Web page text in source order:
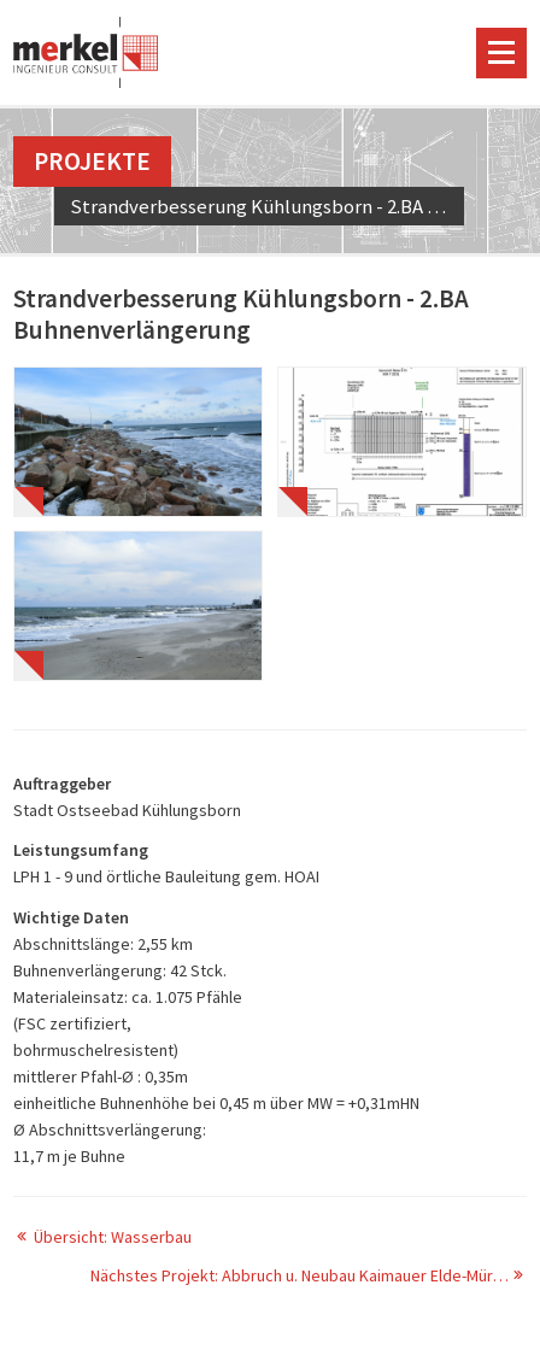
PROJEKTE
Strandverbesserung Kühlungsborn - 2.BA Buhnenverlängerung
Strandverbesserung Kühlungsborn - 2.BA
Buhnenverlängerung
Auftraggeber
Stadt Ostseebad Kühlungsborn
Leistungsumfang
LPH 1 - 9 und örtliche Bauleitung gem. HOAI
Wichtige Daten
Abschnittslänge: 2,55 km
Buhnenverlängerung: 42 Stck.
Materialeinsatz: ca. 1.075 Pfähle
(FSC zertifiziert,
bohrmuschelresistent)
mittlerer Pfahl-Ø : 0,35m
einheitliche Buhnenhöhe bei 0,45 m über MW = +0,31mHN
Ø Abschnittsverlängerung:
11,7 m je Buhne
Übersicht: Wasserbau
Nächstes Projekt: Abbruch u. Neubau Kaimauer Elde-Müritz-Wasserstraße/Strandstraße Plau am See